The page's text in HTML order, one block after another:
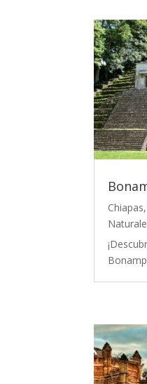
Chiapas,